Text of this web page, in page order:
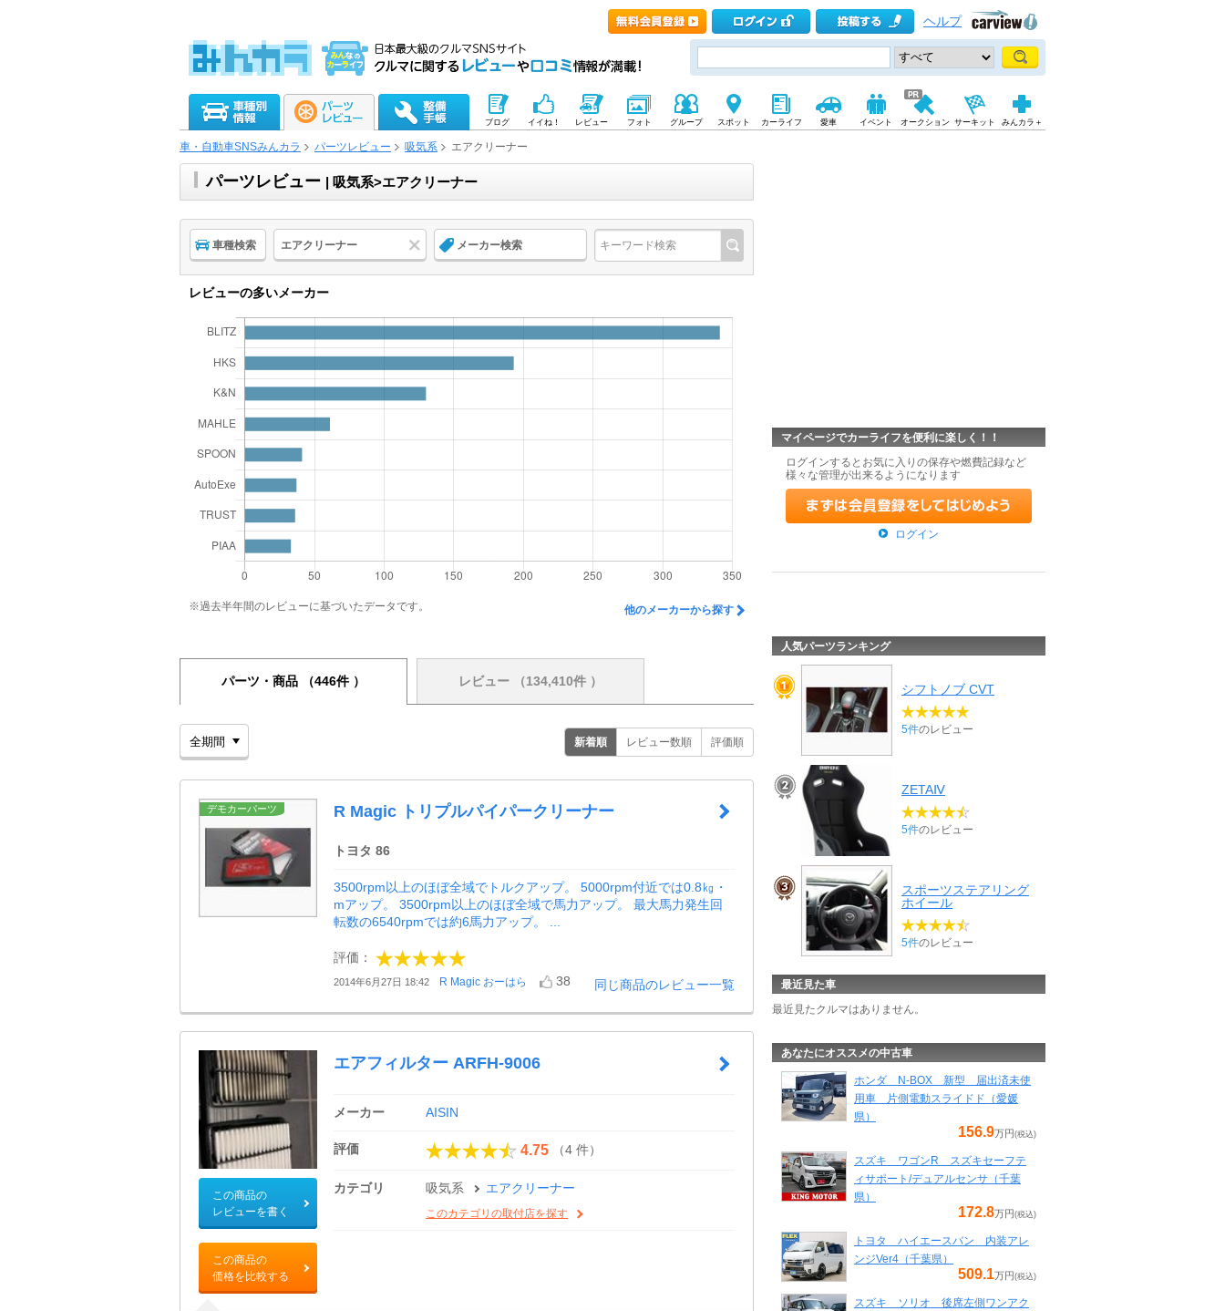
ヘルプ
ブログ イイね！ レビュー フォト グループ スポット カーライフ 愛車 イベント オークション サーキット みんカラ＋
車・自動車SNSみんカラ パーツレビュー 吸気系 エアクリーナー
パーツレビュー | 吸気系>エアクリーナー
車種検索 エアクリーナー メーカー検索
レビューの多いメーカー
※過去半年間のレビューに基づいたデータです。 他のメーカーから探す
パーツ・商品 （446件 ） レビュー （134,410件 ）
新着順 レビュー数順 評価順
デモカーパーツ R Magic トリプルパイパークリーナー
トヨタ 86
3500rpm以上のほぼ全域でトルクアップ。 5000rpm付近では0.8㎏・
mアップ。 3500rpm以上のほぼ全域で馬力アップ。 最大馬力発生回
転数の6540rpmでは約6馬力アップ。 ...
評価：
2014年6月27日 18:42 R Magic おーはら 38 同じ商品のレビュー一覧
この商品の
レビューを書く
この商品の
価格を比較する
エアフィルター ARFH-9006
メーカー AISIN
評価 4.75 （4 件）
カテゴリ 吸気系 エアクリーナー
このカテゴリの取付店を探す
マイページでカーライフを便利に楽しく！！
ログインするとお気に入りの保存や燃費記録など
様々な管理が出来るようになります
ログイン
人気パーツランキング
シフトノブ CVT
5件のレビュー
ZETAⅣ
5件のレビュー
スポーツステアリング
ホイール
5件のレビュー
最近見た車
最近見たクルマはありません。
あなたにオススメの中古車
ホンダ N-BOX 新型 届出済未使
用車 片側電動スライドド（愛媛
県）
156.9万円(税込)
スズキ ワゴンR スズキセーフテ
ィサポート/デュアルセンサ（千葉
県）
172.8万円(税込)
トヨタ ハイエースバン 内装アレ
ンジVer4（千葉県）
509.1万円(税込)
スズキ ソリオ 後席左側ワンアク